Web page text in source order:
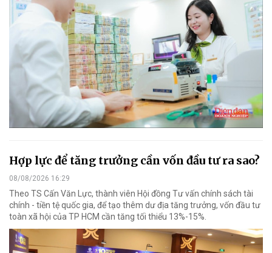
Hợp lực để tăng trưởng cần vốn đầu tư ra sao?
08/08/2026 16:29
Theo TS Cấn Văn Lực, thành viên Hội đồng Tư vấn chính sách tài
chính - tiền tệ quốc gia, để tạo thêm dư địa tăng trưởng, vốn đầu tư
toàn xã hội của TP HCM cần tăng tối thiểu 13%-15%.